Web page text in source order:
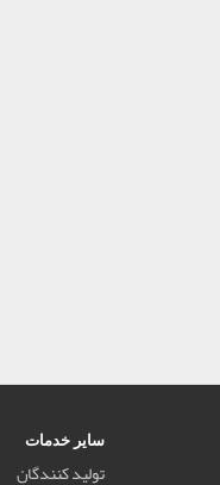
سایر خدمات
تولید کنندگان